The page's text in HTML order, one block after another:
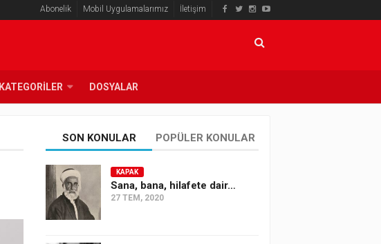
Abonelik Mobil Uygulamalarımız İletişim
KATEGORILER DOSYALAR
SON KONULAR POPÜLER KONULAR
KAPAK
Sana, bana, hilafete dair…
27 TEM, 2020